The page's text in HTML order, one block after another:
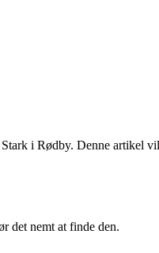
i Rødby. Denne artikel
det nemt at finde den.